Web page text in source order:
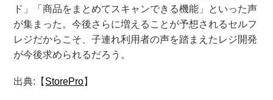
ド」「商品をまとめてスキャンできる機能」といった声
が集まった。今後さらに増えることが予想されるセルフ
レジだからこそ、子連れ利用者の声を踏まえたレジ開発
が今後求められるだろう。
出典:【 StorePro】